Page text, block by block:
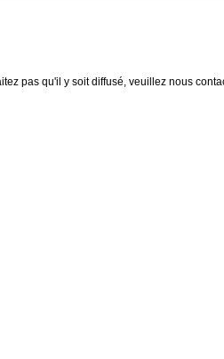
pas qu'il y soit diffusé, veuillez nous